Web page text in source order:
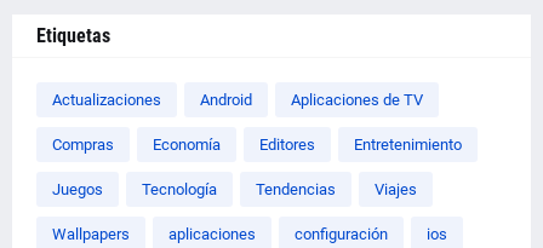
Etiquetas
Actualizaciones Android Aplicaciones de TV
Compras Economía Editores Entretenimiento
Juegos Tecnología Tendencias Viajes
Wallpapers aplicaciones configuración ios